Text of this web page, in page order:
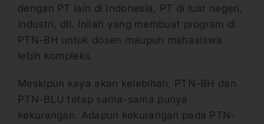
dengan PT lain di Indonesia, PT di luar negeri,
industri, dll. Inilah yang membuat program di
PTN-BH untuk dosen maupun mahasiswa
lebih kompleks.
Meskipun kaya akan kelebihan, PTN-BH dan
PTN-BLU tetap sama-sama punya
kekurangan. Adapun kekurangan pada PTN-